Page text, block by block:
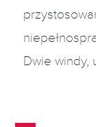
Dwie windy,